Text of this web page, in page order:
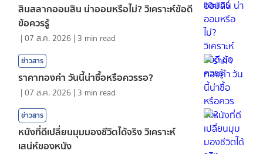
สินสลากออมสิน น่าออมหรือไม่? วิเคราะห์ข้อดี
ข้อควรรู้
|07 ส.ค. 2026 | 3 min read
ข่าวสาร
ราคาทองคํา วันนี้น่าซื้อหรือควรรอ?
|07 ส.ค. 2026 | 3 min read
ข่าวสาร
หนังที่ดีเปลี่ยนมุมมองชีวิตได้จริง วิเคราะห์
เสน่ห์ของหนัง